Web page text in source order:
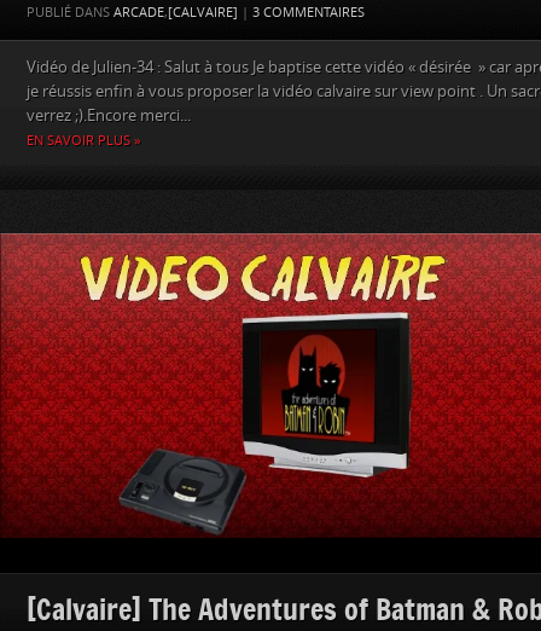
PUBLIÉ DANS ARCADE,[CALVAIRE] 3 COMMENTAIRES
Vidéo de Julien-34 : Salut à tous Je baptise cette vidéo « désirée » car
je réussis enfin à vous proposer la vidéo calvaire sur view point . Un
verrez ;).Encore merci...
EN SAVOIR PLUS »
[Calvaire] The Adventures of Batman &